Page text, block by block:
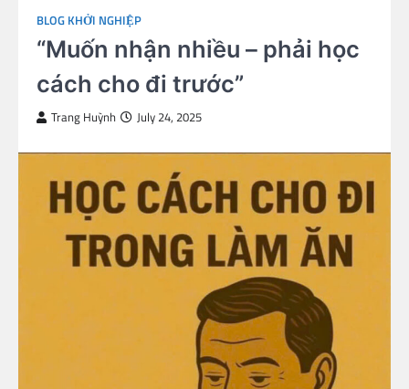
BLOG KHỞI NGHIỆP
“Muốn nhận nhiều – phải học
cách cho đi trước”
Trang Huỳnh July 24, 2025